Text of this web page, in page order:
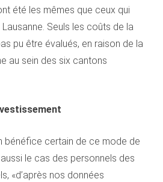
été les mêmes que ceux qui
Seuls les coûts de la
pu être évalués, en raison de la
au sein des six cantons
bénéfice certain de ce mode de
le cas des personnels des
«d’après nos données